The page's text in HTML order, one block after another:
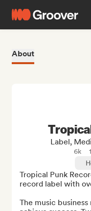
About
Label,
6k
Tropical Punk
record label with
The music